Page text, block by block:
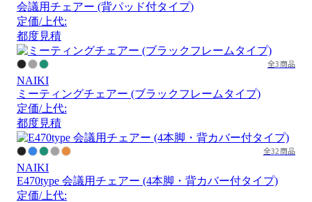
会議用チェアー (背パッド付タイプ)
定価/上代:
都度見積
全3商品
NAIKI
ミーティングチェアー (ブラックフレームタイプ)
定価/上代:
都度見積
全32商品
NAIKI
E470type 会議用チェアー (4本脚・背カバー付タイプ)
定価/上代: